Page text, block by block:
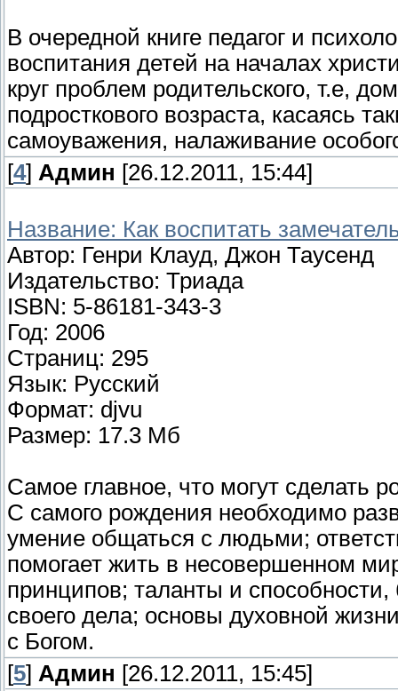
В очередной книге педагог и
воспитания детей на началах
круг проблем родительского, т.е,
подросткового возраста, касаясь
самоуважения, налаживание
[4] Админ [26.12.2011, 15:44]
Название: Как воспитать
Автор: Генри Клауд, Джон Таусенд
Издательство: Триада
ISBN: 5-86181-343-3
Год: 2006
Страниц: 295
Язык: Русский
Формат: djvu
Размер: 17.3 Мб
Самое главное, что могут сделать
С самого рождения необходимо
умение общаться с людьми;
помогает жить в несовершенном
принципов; таланты и
своего дела; основы духовной
с Богом.
[5] Админ [26.12.2011, 15:45]